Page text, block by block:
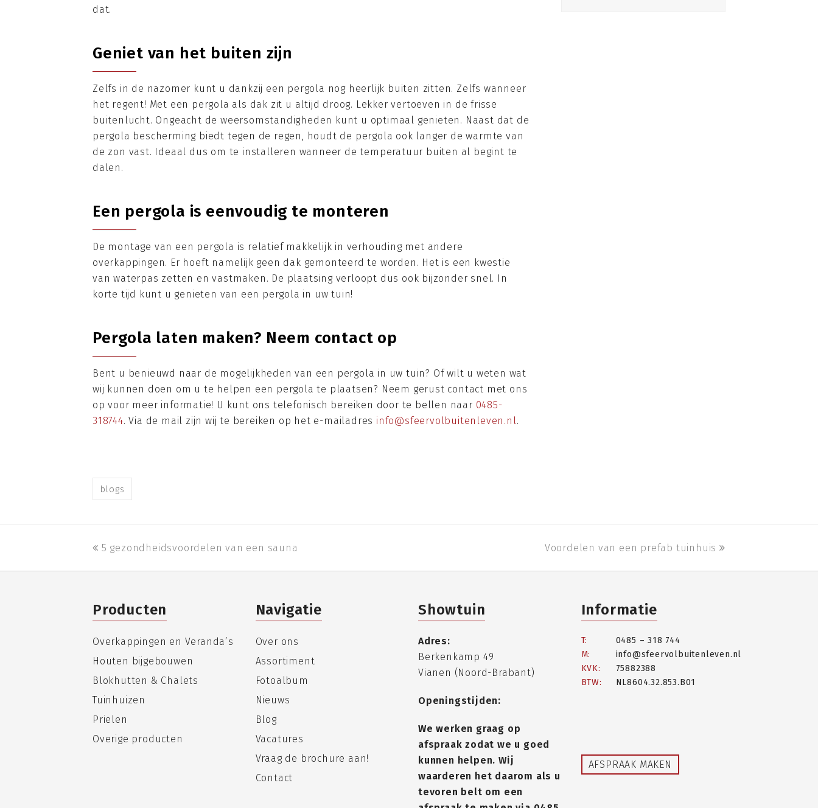
dat.
Geniet van het buiten zijn
Zelfs in de nazomer kunt u dankzij een pergola nog heerlijk buiten zitten. Zelfs wanneer
het regent! Met een pergola als dak zit u altijd droog. Lekker vertoeven in de frisse
buitenlucht. Ongeacht de weersomstandigheden kunt u optimaal genieten. Naast dat de
pergola bescherming biedt tegen de regen, houdt de pergola ook langer de warmte van
de zon vast. Ideaal dus om te installeren wanneer de temperatuur buiten al begint te
dalen.
Een pergola is eenvoudig te monteren
De montage van een pergola is relatief makkelijk in verhouding met andere
overkappingen. Er hoeft namelijk geen dak gemonteerd te worden. Het is een kwestie
van waterpas zetten en vastmaken. De plaatsing verloopt dus ook bijzonder snel. In
korte tijd kunt u genieten van een pergola in uw tuin!
Pergola laten maken? Neem contact op
Bent u benieuwd naar de mogelijkheden van een pergola in uw tuin? Of wilt u weten wat
wij kunnen doen om u te helpen een pergola te plaatsen? Neem gerust contact met ons
op voor meer informatie! U kunt ons telefonisch bereiken door te bellen naar 0485-
318744. Via de mail zijn wij te bereiken op het e-mailadres info@sfeervolbuitenleven.nl.
blogs
previous
5 gezondheidsvoordelen van een sauna
next
Voordelen van een prefab tuinhuis
Producten
Overkappingen en Veranda’s
Houten bijgebouwen
Blokhutten & Chalets
Tuinhuizen
Prielen
Overige producten
Navigatie
Over ons
Assortiment
Fotoalbum
Nieuws
Blog
Vacatures
Vraag de brochure aan!
Contact
Showtuin
Adres:
Berkenkamp 49
Vianen (Noord-Brabant)
Openingstijden:
We werken graag op
afspraak zodat we u goed
kunnen helpen. Wij
waarderen het daarom als u
tevoren belt om een
Informatie
T:
0485 – 318 744
M:
info@sfeervolbuitenleven.nl
KVK:
75882388
BTW:
NL8604.32.853.B01
AFSPRAAK MAKEN